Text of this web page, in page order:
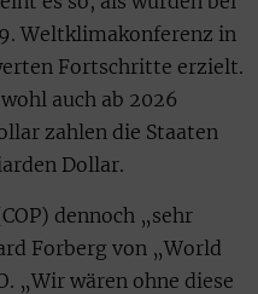
Weltklimakonferenz in
Fortschritte erzielt.
auch ab 2026
zahlen die Staaten
Dollar.
dennoch „sehr
Forberg von „World
„Wir wären ohne diese